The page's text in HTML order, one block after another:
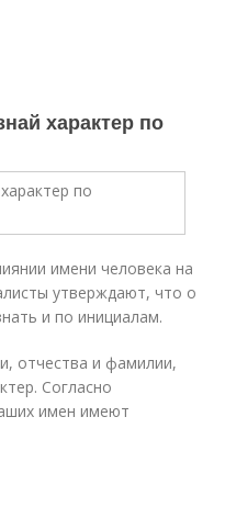
характер по
имени человека на
утверждают, что о
и по инициалам.
отчества и фамилии,
Согласно
имен имеют